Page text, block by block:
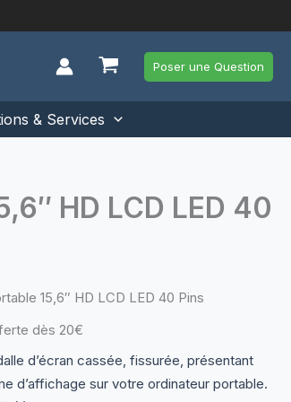
Poser une Question
& Services
HD LCD LED 40
15,6″ HD LCD LED 40 Pins
dès 20€
d’écran cassée, fissurée, présentant
d’affichage sur votre ordinateur portable.